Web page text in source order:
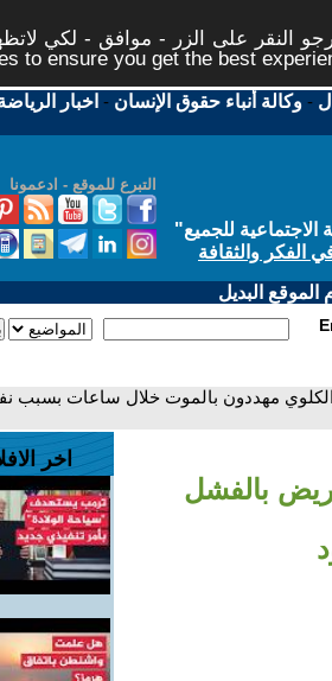
النقر على الزر - موافق - لكي
to ensure you get the best
-وكالة أنباء حقوق الإنسان - اخبار
التبرع للموقع - ادعمونا
للجميع"
الفكر والثقافة
البديل
للجزيرة: 300 مريض بالفشل الكلوي مهددون بالموت خلال ساعات بسبب
الشفاء الطبي للجزيرة: 300 مريض بالفشل
اخر